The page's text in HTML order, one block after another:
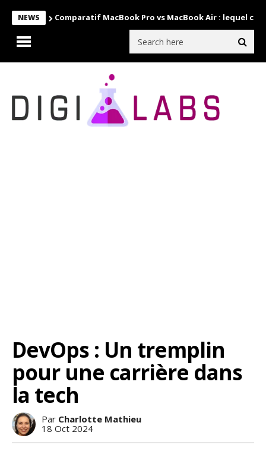
NEWS Comparatif MacBook Pro vs MacBook Air : lequel
DevOps : Un tremplin
pour une carrière dans
la tech
Par Charlotte Mathieu
18 Oct 2024